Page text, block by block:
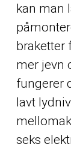
kan man
braketter
mer jevn
fungerer
lavt
seks